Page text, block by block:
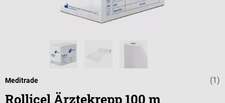
(1)
Meditrade
Rollicel Ärztekrepp 100 m